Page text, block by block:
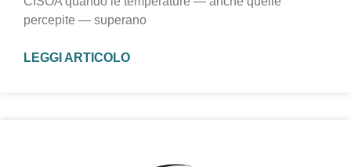
percepite — superano
LEGGI ARTICOLO